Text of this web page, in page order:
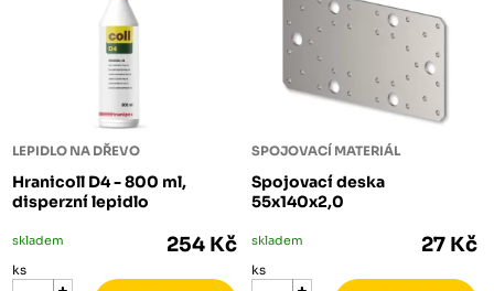
LEPIDLO NA DŘEVO
Hranicoll D4 - 800 ml,
disperzní lepidlo
skladem 254 Kč
ks
SPOJOVACÍ MATERIÁL
Spojovací deska
55x140x2,0
skladem 27 Kč
ks